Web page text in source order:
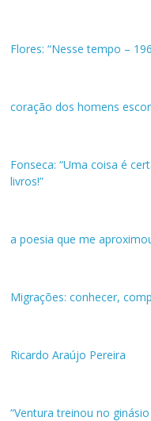
Flores: “Nesse tempo –
coração dos homens
Fonseca: “Uma coisa é
livros!”
a poesia que me
Migrações: conhecer,
Ricardo Araújo Pereira
“Ventura treinou no